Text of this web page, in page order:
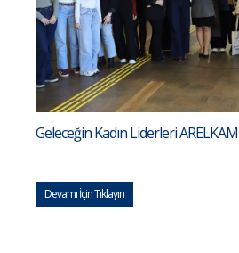
Geleceğin Kadın Liderleri
Devamı İçin Tıklayın